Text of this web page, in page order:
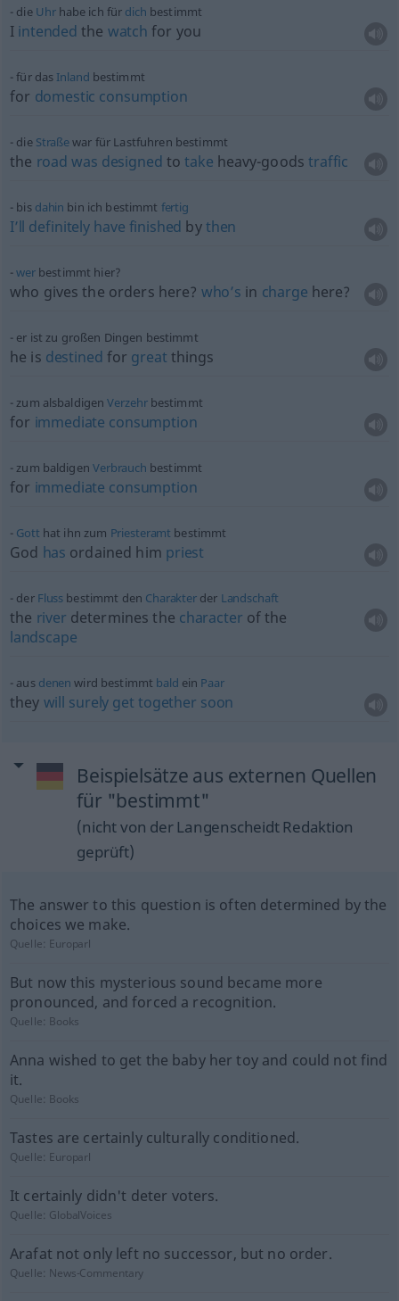
die Uhrhabe ich für dich bestimmt
I intended the watch for you
für das Inland bestimmt
for domestic consumption
die Straßewar für Lastfuhren bestimmt
the road was designed to take heavy-goodstraffic
bis dahin bin ich bestimmt fertig
I’ll definitely have finished bythen
werbestimmt hier?
who gives the orders here? who’s in charge here?
er ist zu großen Dingen bestimmt
he is destined for great things
zum alsbaldigenVerzehrbestimmt
for immediate consumption
zum baldigenVerbrauch bestimmt
for immediate consumption
Gott hat ihn zum Priesteramt bestimmt
God has ordained him priest
der Fluss bestimmt den Charakterder Landschaft
the river determines the character of the
landscape
aus denen wird bestimmt bald ein Paar
they will surely get together soon
Beispielsätze aus externen Quellen
für "bestimmt"
(nicht von der Langenscheidt Redaktion
geprüft)
The answer to this question is often determined by the
choices we make.
Quelle: Europarl
But now this mysterious sound became more
pronounced, and forced a recognition.
Quelle: Books
Anna wished to get the baby her toy and could not find
it.
Quelle: Books
Tastes are certainly culturally conditioned.
Quelle: Europarl
It certainly didn't deter voters.
Quelle: GlobalVoices
Arafat not only left no successor, but no order.
Quelle: News-Commentary